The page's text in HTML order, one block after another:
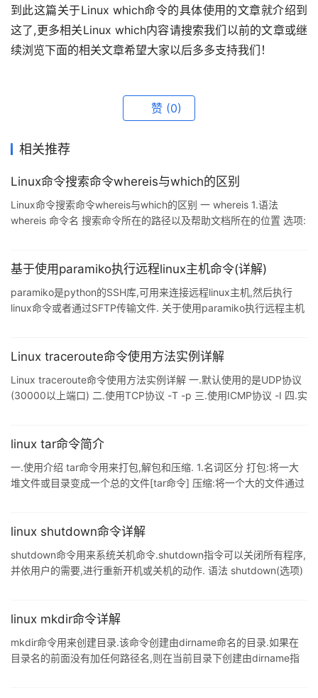
到此这篇关于Linux which命令的具体使用的文章就介绍到
这了,更多相关Linux which内容请搜索我们以前的文章或继
续浏览下面的相关文章希望大家以后多多支持我们！
赞 (0)
相关推荐
Linux命令搜索命令whereis与which的区别
Linux命令搜索命令whereis与which的区别 一 whereis 1.语法
whereis 命令名 搜索命令所在的路径以及帮助文档所在的位置 选项:
/usr/share/man/man1/ls.1.gz/usr/share/man/man1p/ls.1p.gz
基于使用paramiko执行远程linux主机命令(详解)
paramiko是python的SSH库,可用来连接远程linux主机,然后执行
linux命令或者通过SFTP传输文件. 关于使用paramiko执行远程主机
import re from time import sleep # 定义一个类,表示一台远端linux
Linux traceroute命令使用方法实例详解
Linux traceroute命令使用方法实例详解 一.默认使用的是UDP协议
(30000以上端口) 二.使用TCP协议 -T -p 三.使用ICMP协议 -I 四.实
/usr/share/man/man8/traceroute.8.gz [root@localhost hping-
linux tar命令简介
一.使用介绍 tar命令用来打包,解包和压缩. 1.名词区分 打包:将一大
堆文件或目录变成一个总的文件[tar命令] 压缩:将一个大的文件通过
这一大堆文件先打成一个包(tar命令),然后再用压缩程序进行压缩
使用该命令时,主选项必须有,它告诉tar要做什么事情,辅选项
linux shutdown命令详解
shutdown命令用来系统关机命令.shutdown指令可以关闭所有程序,
并依用户的需要,进行重新开机或关机的动作. 语法 shutdown(选项)
fsck: -h:将系统关机: -k:只是送出信息给所有用户,但不会实际关机:
后重新启
linux mkdir命令详解
mkdir命令用来创建目录.该命令创建由dirname命名的目录.如果在
目录名的前面没有加任何路径名,则在当前目录下创建由dirname指